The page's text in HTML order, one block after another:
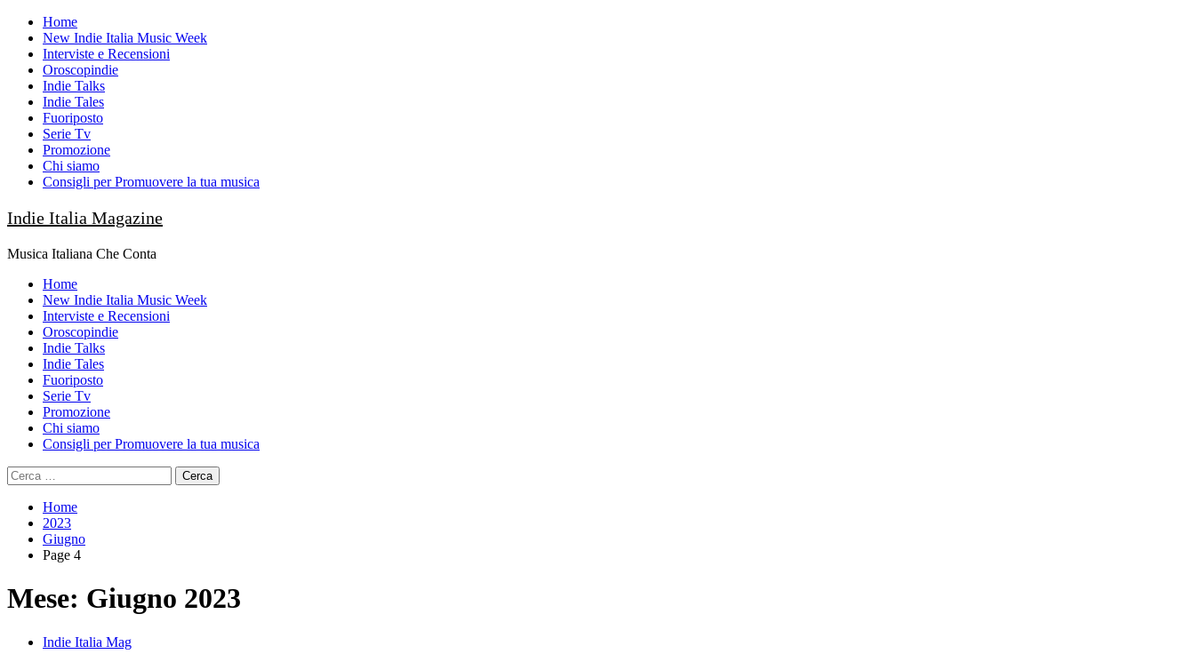
Skip
content
Home
New Indie Italia Music Week
Interviste e Recensioni
Oroscopindie
Indie Talks
Indie Tales
Fuoriposto
Serie Tv
Promozione
Chi siamo
Consigli per Promuovere la tua musica
Indie Italia Magazine
Musica Italiana Che Conta
Primary
Menu
Home
New Indie Italia Music Week
Interviste e Recensioni
Oroscopindie
Indie Talks
Indie Tales
Fuoriposto
Serie Tv
Promozione
Chi siamo
Consigli per Promuovere la tua musica
Ricerca
per:
Home
2023
Giugno
Page 4
Mese: Giugno 2023
Indie Italia Mag